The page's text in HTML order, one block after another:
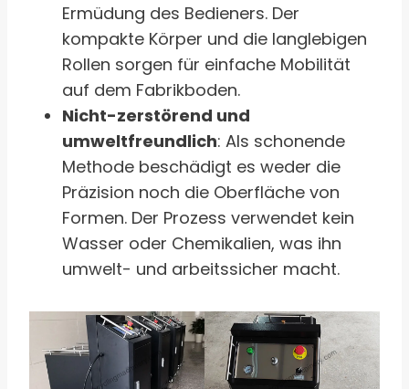
Ermüdung des Bedieners. Der
kompakte Körper und die langlebigen
Rollen sorgen für einfache Mobilität
auf dem Fabrikboden.
Nicht-zerstörend und
umweltfreundlich: Als schonende
Methode beschädigt es weder die
Präzision noch die Oberfläche von
Formen. Der Prozess verwendet kein
Wasser oder Chemikalien, was ihn
umwelt- und arbeitssicher macht.